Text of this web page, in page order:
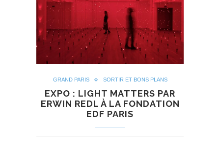
GRAND PARIS SORTIR ET BONS PLANS
EXPO : LIGHT MATTERS PAR
ERWIN REDL À LA FONDATION
EDF PARIS